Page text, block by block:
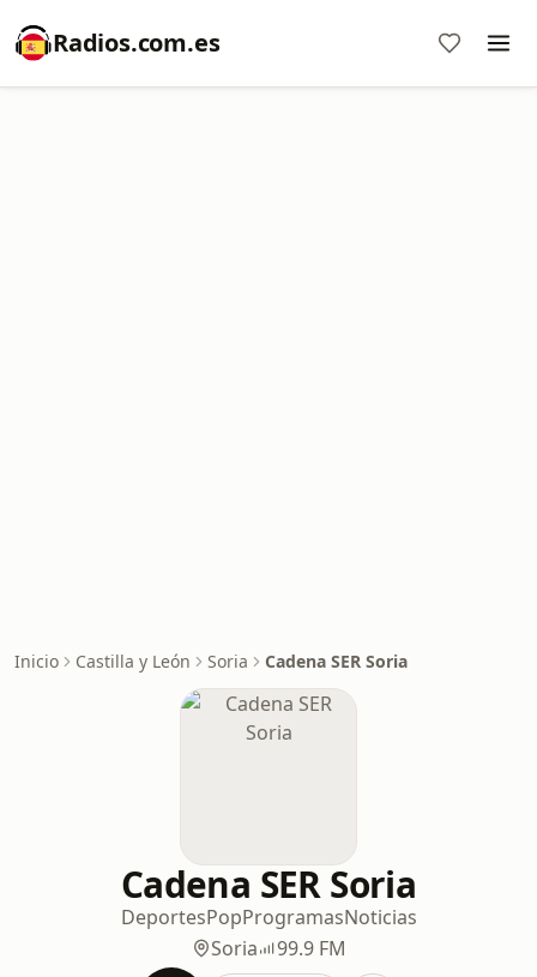
Radios.com.es
Inicio Castilla y León Soria Cadena SER Soria
Cadena SER Soria
DeportesPopProgramasNoticias
Soria
99.9 FM